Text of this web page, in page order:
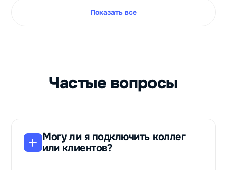
цифровых
Показать все
Частые вопросы
Могу ли я подключить коллег
или клиентов?